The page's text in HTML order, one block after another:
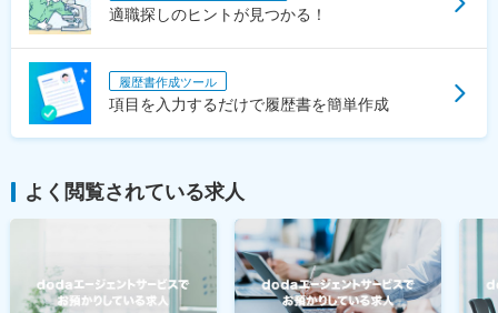
適職探しのヒントが見つかる！
履歴書作成ツール
項目を入力するだけで履歴書を簡単作成
よく閲覧されている求人